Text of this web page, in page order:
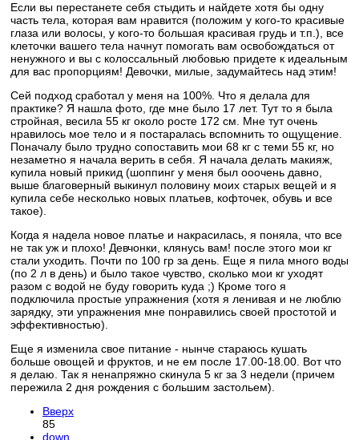
Если вы перестанете себя стыдить и найдете хотя бы одну
часть тела, которая вам нравится (положим у кого-то красивые
глаза или волосы, у кого-то большая красивая грудь и т.п.), все
клеточки вашего тела начнут помогать вам освобождаться от
ненужного и вы с колоссальный любовью придете к идеальным
для вас пропорциям! Девочки, милые, задумайтесь над этим!
Сей подход сработал у меня на 100%. Что я делала для
практике? Я нашла фото, где мне было 17 лет. Тут то я была
стройная, весила 55 кг около росте 172 см. Мне тут очень
нравилось мое тело и я постаралась вспомнить то ощущение.
Поначалу было трудно сопоставить мои 68 кг с теми 55 кг, но
незаметно я начала верить в себя. Я начала делать макияж,
купила новый прикид (шоппинг у меня был ооочень давно,
выше благоверный выкинул половину моих старых вещей и я
купила себе несколько новых платьев, кофточек, обувь и все
такое).
Когда я надела новое платье и накрасилась, я поняла, что все
не так уж и плохо! Девчонки, клянусь вам! после этого мои кг
стали уходить. Почти по 100 гр за день. Еще я пила много воды
(по 2 л в день) и было такое чувство, сколько мои кг уходят
разом с водой не буду говорить куда ;) Кроме того я
подключила простые упражнения (хотя я ленивая и не люблю
зарядку, эти упражнения мне понравились своей простотой и
эффективностью).
Еще я изменила свое питание - нынче стараюсь кушать
больше овощей и фруктов, и не ем после 17.00-18.00. Вот что
я делаю. Так я ненапряжно скинула 5 кг за 3 недели (причем
пережила 2 дня рождения с большим застольем).
Вверх
85
down